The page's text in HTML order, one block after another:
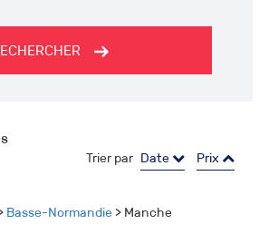
Trier par Date Prix
Basse-Normandie > Manche